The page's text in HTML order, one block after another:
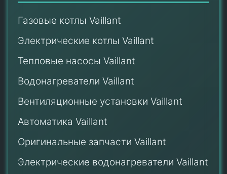
Газовые котлы Vaillant
Электрические котлы Vaillant
Тепловые насосы Vaillant
Водонагреватели Vaillant
Вентиляционные установки Vaillant
Автоматика Vaillant
Оригинальные запчасти Vaillant
Электрические водонагреватели Vaillant